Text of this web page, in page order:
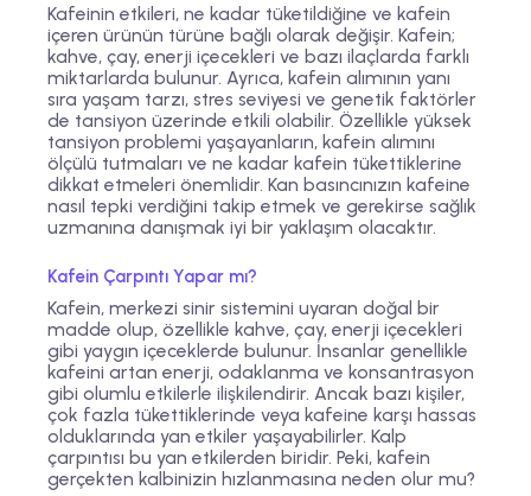
Kafeinin etkileri, ne kadar tüketildiğine ve kafein
içeren ürünün türüne bağlı olarak değişir. Kafein;
kahve, çay, enerji içecekleri ve bazı ilaçlarda farklı
miktarlarda bulunur. Ayrıca, kafein alımının yanı
sıra yaşam tarzı, stres seviyesi ve genetik faktörler
de tansiyon üzerinde etkili olabilir. Özellikle yüksek
tansiyon problemi yaşayanların, kafein alımını
ölçülü tutmaları ve ne kadar kafein tükettiklerine
dikkat etmeleri önemlidir. Kan basıncınızın kafeine
nasıl tepki verdiğini takip etmek ve gerekirse sağlık
uzmanına danışmak iyi bir yaklaşım olacaktır.
Kafein Çarpıntı Yapar mı?
Kafein, merkezi sinir sistemini uyaran doğal bir
madde olup, özellikle kahve, çay, enerji içecekleri
gibi yaygın içeceklerde bulunur. İnsanlar genellikle
kafeini artan enerji, odaklanma ve konsantrasyon
gibi olumlu etkilerle ilişkilendirir. Ancak bazı kişiler,
çok fazla tükettiklerinde veya kafeine karşı hassas
olduklarında yan etkiler yaşayabilirler. Kalp
çarpıntısı bu yan etkilerden biridir. Peki, kafein
gerçekten kalbinizin hızlanmasına neden olur mu?